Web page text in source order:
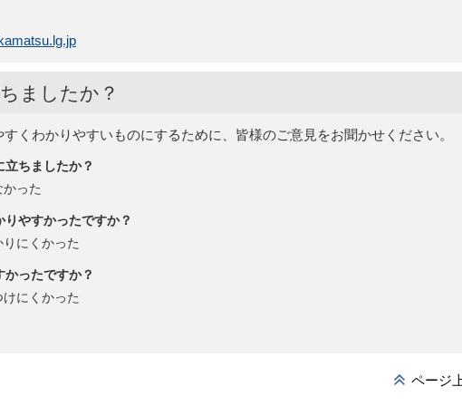
ましたか？
くわかりやすいものにするために、皆様のご意見をお聞かせください。
ちましたか？
った
やすかったですか？
りにくかった
ったですか？
けにくかった
ページ